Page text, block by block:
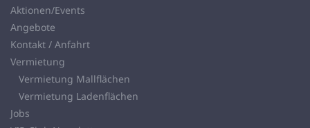
Aktionen/Events
Angebote
Kontakt / Anfahrt
Vermietung
Vermietung Mallflächen
Vermietung Ladenflächen
Jobs